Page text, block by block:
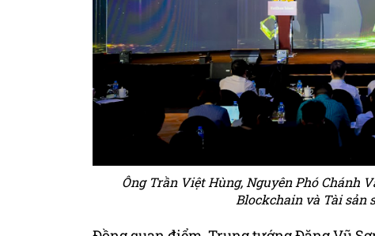
Ông Trần Việt Hùng, Nguyên Phó Chánh
Blockchain và Tài sản